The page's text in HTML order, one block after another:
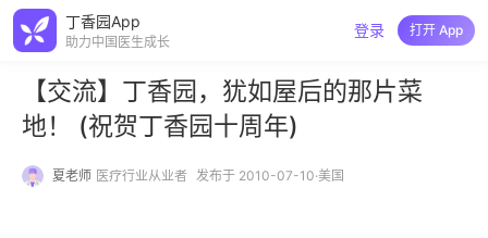
丁香园App
助力中国医生成长
登录 打开 App
【交流】丁香园，犹如屋后的那片菜
地！ (祝贺丁香园十周年)
夏老师 医疗行业从业者 发布于 2010-07-10·美国